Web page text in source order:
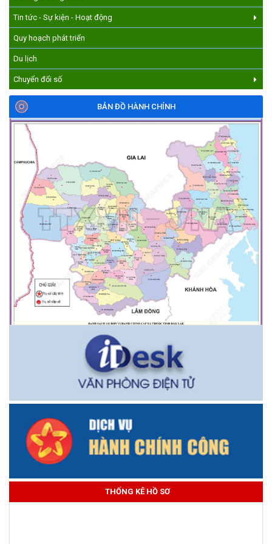
Tin tức - Sự kiện - Hoạt động
Quy hoạch phát triển
Du lịch
Chuyển đổi số
BẢN ĐỒ HÀNH CHÍNH
THỐNG KÊ HỒ SƠ